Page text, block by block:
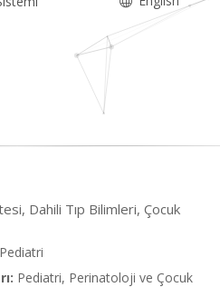
Dahili Tıp Bilimleri, Çocuk
Pediatri
Pediatri, Perinatoloji ve Çocuk